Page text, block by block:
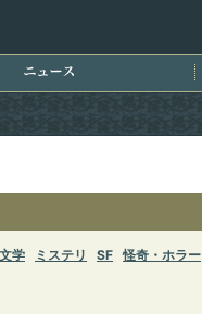
学 ミステリ SF 怪奇・ホラー